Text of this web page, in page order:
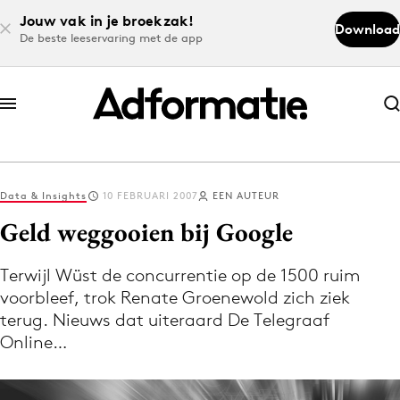
Jouw vak in je broekzak!
De beste leeservaring met de app
Download
Abonneer nu
Abonneer nu
Log in
Download de app
Volg het laatste nieuws via de Adformatie
Nieuws app
Data & Insights 10 FEBRUARI 2007 EEN AUTEUR
Geld weggooien bij Google
Terwijl Wüst de concurrentie op de 1500 ruim
voorbleef, trok Renate Groenewold zich ziek
terug. Nieuws dat uiteraard De Telegraaf
Online…